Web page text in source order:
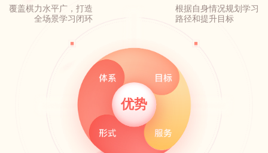
优势
覆盖棋力水平广，打造
全场景学习闭环
根据自身情况规划学习
路径和提升目标